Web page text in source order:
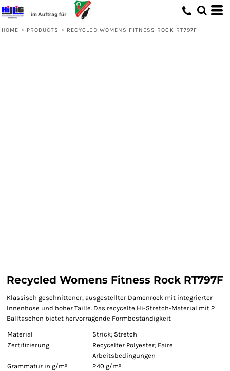
HOME > PRODUCTS > RECYCLED WOMENS FITNESS ROCK RT797F
Recycled Womens Fitness Rock RT797F
Klassisch geschnittener, ausgestellter Damenrock mit integrierter
Innenhose und hoher Taille. Das recycelte Hi-Stretch-Material mit 2
Balltaschen bietet hervorragende Formbeständigkeit
Material
Strick; Stretch
Zertifizierung
Recycelter Polyester; Faire
Arbeitsbedingungen
Grammatur in g/m²
240 g/m²